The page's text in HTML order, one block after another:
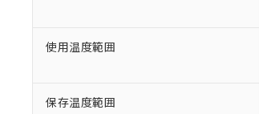
使用温度範囲
保存温度範囲